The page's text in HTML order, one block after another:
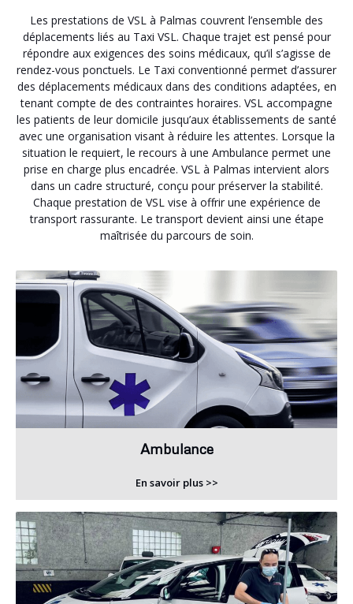
Les prestations de VSL à Palmas couvrent l’ensemble des
déplacements liés au Taxi VSL. Chaque trajet est pensé pour
répondre aux exigences des soins médicaux, qu’il s’agisse de
rendez-vous ponctuels. Le Taxi conventionné permet d’assurer
des déplacements médicaux dans des conditions adaptées, en
tenant compte de des contraintes horaires. VSL accompagne
les patients de leur domicile jusqu’aux établissements de santé
avec une organisation visant à réduire les attentes. Lorsque la
situation le requiert, le recours à une Ambulance permet une
prise en charge plus encadrée. VSL à Palmas intervient alors
dans un cadre structuré, conçu pour préserver la stabilité.
Chaque prestation de VSL vise à offrir une expérience de
transport rassurante. Le transport devient ainsi une étape
maîtrisée du parcours de soin.
Ambulance
En savoir plus >>